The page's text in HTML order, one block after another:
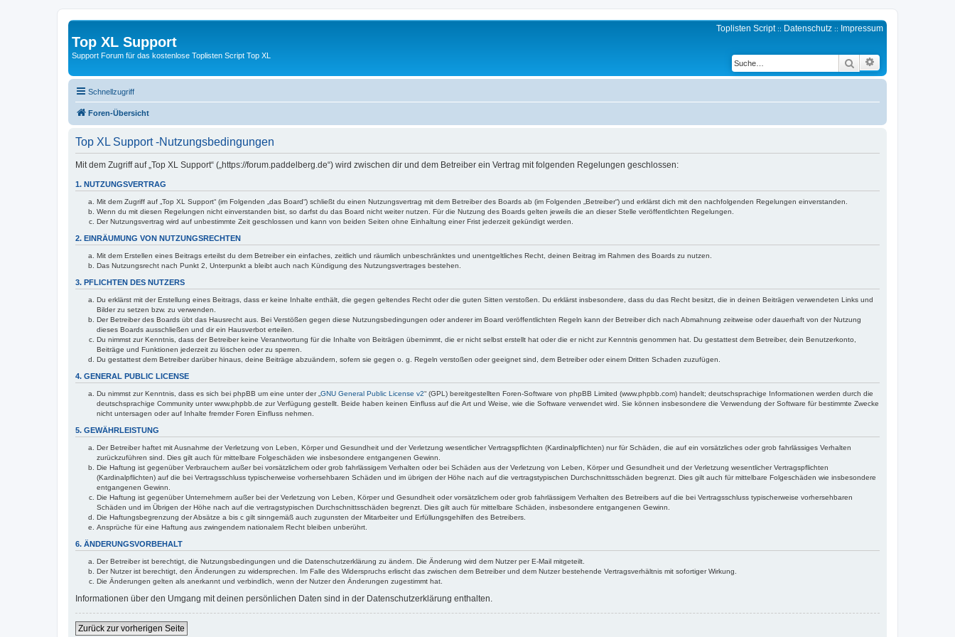
Top XL Support
Support Forum für das kostenlose Toplisten Script Top XL
Toplisten Script:: Datenschutz :: Impressum
Suche
Schnellzugriff
Foren-Übersicht
Top XL Support -Nutzungsbedingungen
Mit dem Zugriff auf „Top XL Support“ („https://forum.paddelberg.de“) wird zwischen dir und dem Betreiber ein Vertrag mit folgenden Regelungen geschlossen:
1. NUTZUNGSVERTRAG
Mit dem Zugriff auf „Top XL Support“ (im Folgenden „das Board“) schließt du einen Nutzungsvertrag mit dem Betreiber des Boards ab (im Folgenden „Betreiber“) und erklärst dich mit den nachfolgenden Regelungen einverstanden.
Wenn du mit diesen Regelungen nicht einverstanden bist, so darfst du das Board nicht weiter nutzen. Für die Nutzung des Boards gelten jeweils die an dieser Stelle veröffentlichten Regelungen.
Der Nutzungsvertrag wird auf unbestimmte Zeit geschlossen und kann von beiden Seiten ohne Einhaltung einer Frist jederzeit gekündigt werden.
2. EINRÄUMUNG VON NUTZUNGSRECHTEN
Mit dem Erstellen eines Beitrags erteilst du dem Betreiber ein einfaches, zeitlich und räumlich unbeschränktes und unentgeltliches Recht, deinen Beitrag im Rahmen des Boards zu nutzen.
Das Nutzungsrecht nach Punkt 2, Unterpunkt a bleibt auch nach Kündigung des Nutzungsvertrages bestehen.
3. PFLICHTEN DES NUTZERS
Du erklärst mit der Erstellung eines Beitrags, dass er keine Inhalte enthält, die gegen geltendes Recht oder die guten Sitten verstoßen. Du erklärst insbesondere, dass du das Recht besitzt, die in deinen Beiträgen verwendeten Links und
Bilder zu setzen bzw. zu verwenden.
Der Betreiber des Boards übt das Hausrecht aus. Bei Verstößen gegen diese Nutzungsbedingungen oder anderer im Board veröffentlichten Regeln kann der Betreiber dich nach Abmahnung zeitweise oder dauerhaft von der Nutzung
dieses Boards ausschließen und dir ein Hausverbot erteilen.
Du nimmst zur Kenntnis, dass der Betreiber keine Verantwortung für die Inhalte von Beiträgen übernimmt, die er nicht selbst erstellt hat oder die er nicht zur Kenntnis genommen hat. Du gestattest dem Betreiber, dein Benutzerkonto,
Beiträge und Funktionen jederzeit zu löschen oder zu sperren.
Du gestattest dem Betreiber darüber hinaus, deine Beiträge abzuändern, sofern sie gegen o. g. Regeln verstoßen oder geeignet sind, dem Betreiber oder einem Dritten Schaden zuzufügen.
4. GENERAL PUBLIC LICENSE
Du nimmst zur Kenntnis, dass es sich bei phpBB um eine unter der „ GNU General Public License v2“ (GPL) bereitgestellten Foren-Software von phpBB Limited (www.phpbb.com) handelt; deutschsprachige Informationen werden durch die
deutschsprachige Community unter www.phpbb.de zur Verfügung gestellt. Beide haben keinen Einfluss auf die Art und Weise, wie die Software verwendet wird. Sie können insbesondere die Verwendung der Software für bestimmte Zwecke
nicht untersagen oder auf Inhalte fremder Foren Einfluss nehmen.
5. GEWÄHRLEISTUNG
Der Betreiber haftet mit Ausnahme der Verletzung von Leben, Körper und Gesundheit und der Verletzung wesentlicher Vertragspflichten (Kardinalpflichten) nur für Schäden, die auf ein vorsätzliches oder grob fahrlässiges Verhalten
zurückzuführen sind. Dies gilt auch für mittelbare Folgeschäden wie insbesondere entgangenen Gewinn.
Die Haftung ist gegenüber Verbrauchern außer bei vorsätzlichem oder grob fahrlässigem Verhalten oder bei Schäden aus der Verletzung von Leben, Körper und Gesundheit und der Verletzung wesentlicher Vertragspflichten
(Kardinalpflichten) auf die bei Vertragsschluss typischerweise vorhersehbaren Schäden und im übrigen der Höhe nach auf die vertragstypischen Durchschnittsschäden begrenzt. Dies gilt auch für mittelbare Folgeschäden wie insbesondere
entgangenen Gewinn.
Die Haftung ist gegenüber Unternehmern außer bei der Verletzung von Leben, Körper und Gesundheit oder vorsätzlichem oder grob fahrlässigem Verhalten des Betreibers auf die bei Vertragsschluss typischerweise vorhersehbaren
Schäden und im Übrigen der Höhe nach auf die vertragstypischen Durchschnittsschäden begrenzt. Dies gilt auch für mittelbare Schäden, insbesondere entgangenen Gewinn.
Die Haftungsbegrenzung der Absätze a bis c gilt sinngemäß auch zugunsten der Mitarbeiter und Erfüllungsgehilfen des Betreibers.
Ansprüche für eine Haftung aus zwingendem nationalem Recht bleiben unberührt.
6. ÄNDERUNGSVORBEHALT
Der Betreiber ist berechtigt, die Nutzungsbedingungen und die Datenschutzerklärung zu ändern. Die Änderung wird dem Nutzer per E-Mail mitgeteilt.
Der Nutzer ist berechtigt, den Änderungen zu widersprechen. Im Falle des Widerspruchs erlischt das zwischen dem Betreiber und dem Nutzer bestehende Vertragsverhältnis mit sofortiger Wirkung.
Die Änderungen gelten als anerkannt und verbindlich, wenn der Nutzer den Änderungen zugestimmt hat.
Informationen über den Umgang mit deinen persönlichen Daten sind in der Datenschutzerklärung enthalten.
Zurück zur vorherigen Seite